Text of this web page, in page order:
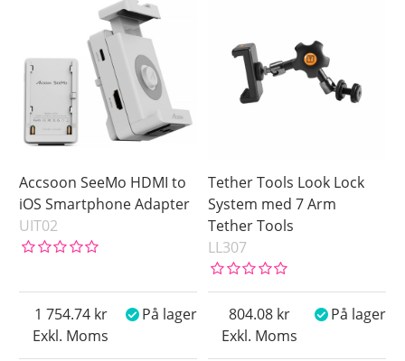
Accsoon SeeMo HDMI to
iOS Smartphone Adapter
UIT02
Exkl. Moms
1 754.74 På lager
Tether Tools Look Lock
System med 7 Arm
Tether Tools
LL307
Exkl. Moms
804.08 På lager